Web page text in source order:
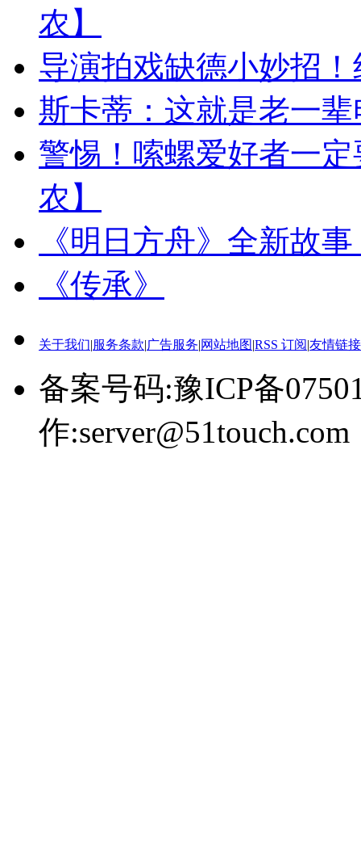
农】
导演拍戏缺德小妙招
斯卡蒂：这就是老一
警惕！嗦螺爱好者一
农】
《明日方舟》全新故
《传承》
关于我们|服务条款|广告服务|网站地图|RSS 订阅|友情链接
备案号码:豫ICP备
作:server@51touch.com